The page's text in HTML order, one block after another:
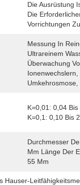
Die Ausrüstung
Die
Vorrichtungen
Messung In
Ultrareinem
Überwachung
Ionenwechslern,
Umkehrosmose,
K=0,01: 0,04
K=0,1: 0,10 Bis
Durchmesser
Mm Länge Der
55 Mm
Hauser-